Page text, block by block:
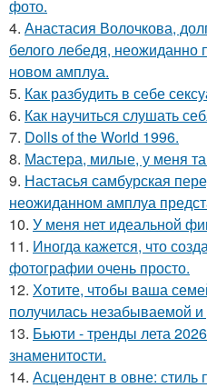
фото.
4. Анастасия Волочкова,
белого лебедя,
новом амплуа.
5. Как разбудить в себе
6. Как научиться слушать
7. Dolls of the World 1996.
8. Мастера, милые, у меня
9. Настасья самбурская
неожиданном амплуа
10. У меня нет идеальной
11. Иногда кажется, что
фотографии очень просто.
12. Хотите, чтобы ваша
получилась незабываемой и
13. Бьюти - тренды лета
знаменитости.
14. Асцендент в овне: стиль